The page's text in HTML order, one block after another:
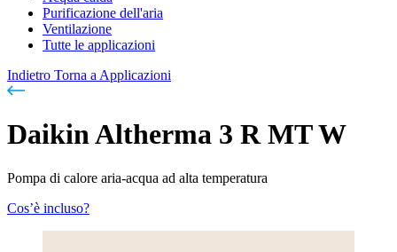
Purificazione dell'aria
Ventilazione
Tutte le applicazioni
Indietro Torna a Applicazioni
Daikin Altherma 3 R MT W
Pompa di calore aria-acqua ad alta temperatura
Cos’è incluso?